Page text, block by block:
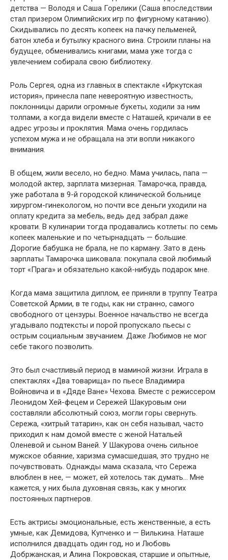
детства — Володя и Саша Горелики (Саша впоследствии
стал призером Олимпийских игр по фигурному катанию).
Скидывались по десять копеек на пачку пельменей,
батон хлеба и бутылку красного вина. Строили планы на
будущее, обменивались книгами, мама уже тогда с
увлечением собирала свою библиотеку.
Роль Сергея, одна из главных в спектакле «Иркутская
история», принесла папе невероятную известность,
поклонницы дарили огромные букеты, ходили за ним
толпами, а когда видели вместе с Наташей, кричали в ее
адрес угрозы и проклятия. Мама очень гордилась
успехом мужа и не обращала на эти вопли никакого
внимания.
В общем, жили весело, но бедно. Мама училась, папа —
молодой актер, зарплата мизерная. Тамарочка, правда,
уже работала в 9-й городской клинической больнице
хирургом-гинекологом, но почти все деньги уходили на
оплату кредита за мебель, ведь дед забрал даже
кровати. В кулинарии тогда продавались котлеты: по семь
копеек маленькие и по четырнадцать — большие.
Дорогие бабушка не брала, не по карману. Зато в день
зарплаты Тамарочка шиковала: покупала свой любимый
торт «Прага» и обязательно какой-нибудь подарок мне.
Когда мама защитила диплом, ее приняли в труппу Театра
Советской Армии, в те годы, как ни странно, самого
свободного от цензуры. Военное начальство не всегда
угадывало подтексты и порой пропускало пьесы с
острым социальным звучанием. Даже Любимов не мог
себе такого позволить.
Это был счастливый период в маминой жизни. Играла в
спектаклях «Два товарища» по пьесе Владимира
Войновича и в «Дяде Ване» Чехова. Вместе с режиссером
Леонидом Хей-фецем и Сережей Шакуровым они
составляли абсолютный союз, могли горы свернуть.
Сережа, «хитрый татарин», как он себя называл, часто
приходил к нам домой вместе с женой Натальей
Оленевой и сыном Ваней. У Шакурова очень сильное
мужское обаяние, харизма сумасшедшая, это трудно не
почувствовать. Однажды мама сказала, что Сережа
влюблен в нее, — может, ей хотелось так думать… Мне
кажется, у них была духовная связь, как у многих
постоянных партнеров.
Есть актрисы эмоциональные, есть женственные, а есть
умные, как Демидова, Купченко и — Вилькина. Наташе
исполнился двадцать один год, но и Любовь
Добржанская, и Алина Покровская, старшие и опытные,